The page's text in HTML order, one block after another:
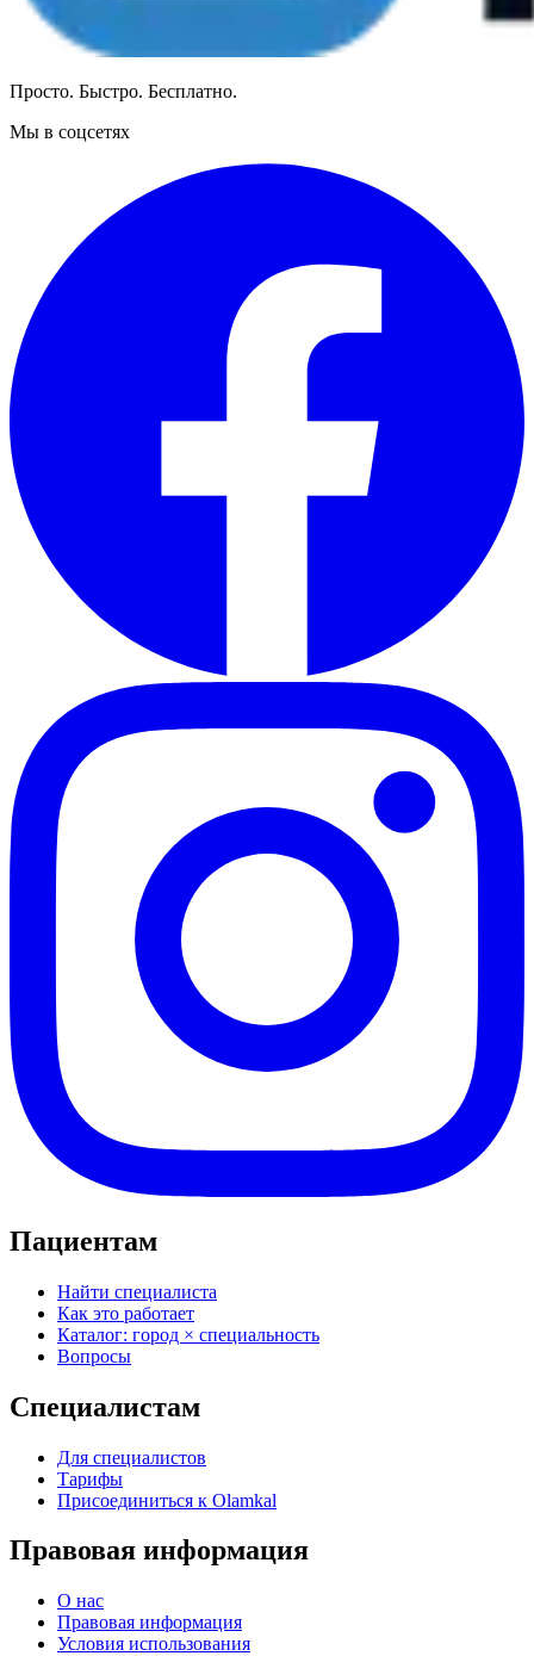
Просто. Быстро. Бесплатно.
Мы в соцсетях
Пациентам
Найти специалиста
Как это работает
Каталог: город × специальность
Вопросы
Специалистам
Для специалистов
Тарифы
Присоединиться к Olamkal
Правовая информация
О нас
Правовая информация
Условия использования